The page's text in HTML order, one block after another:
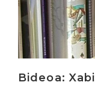
Bideoa: